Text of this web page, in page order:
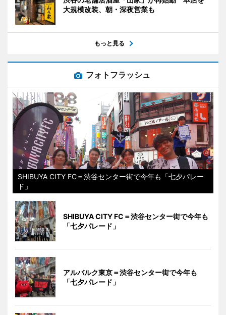
大規模改装、朝・深夜営業も
もっと見る
フォトフラッシュ
SHIBUYA CITY FC＝渋谷センター街で今年も「七夕パレー
ド」
SHIBUYA CITY FC＝渋谷センター街で今年も
「七夕パレード」
アルバルク東京＝渋谷センター街で今年も
「七夕パレード」